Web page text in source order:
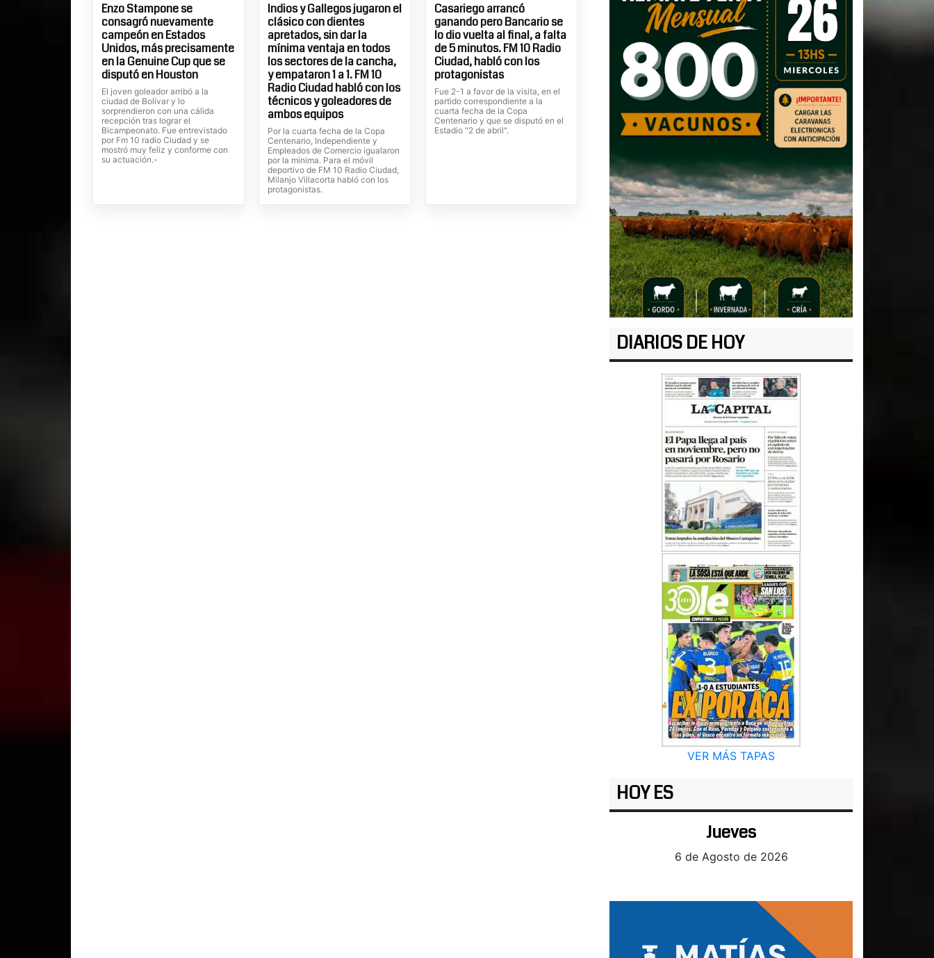
Enzo Stampone se
consagró nuevamente
campeón en Estados
Unidos, más precisamente
en la Genuine Cup que se
disputó en Houston
El joven goleador arribó a la
ciudad de Bolívar y lo
sorprendieron con una cálida
recepción tras lograr el
Bicampeonato. Fue entrevistado
por Fm 10 radio Ciudad y se
mostró muy feliz y conforme con
su actuación.-
Indios y Gallegos jugaron el
clásico con dientes
apretados, sin dar la
mínima ventaja en todos
los sectores de la cancha,
y empataron 1 a 1. FM 10
Radio Ciudad habló con los
técnicos y goleadores de
ambos equipos
Por la cuarta fecha de la Copa
Centenario, Independiente y
Empleados de Comercio igualaron
por la mínima. Para el móvil
deportivo de FM 10 Radio Ciudad,
Milanjo Villacorta habló con los
protagonistas.
Casariego arrancó
ganando pero Bancario se
lo dio vuelta al final, a falta
de 5 minutos. FM 10 Radio
Ciudad, habló con los
protagonistas
Fue 2-1 a favor de la visita, en el
partido correspondiente a la
cuarta fecha de la Copa
Centenario y que se disputó en el
Estadio "2 de abril".
DIARIOS DE HOY
VER MÁS TAPAS
HOY ES
Jueves
6 de Agosto de 2026